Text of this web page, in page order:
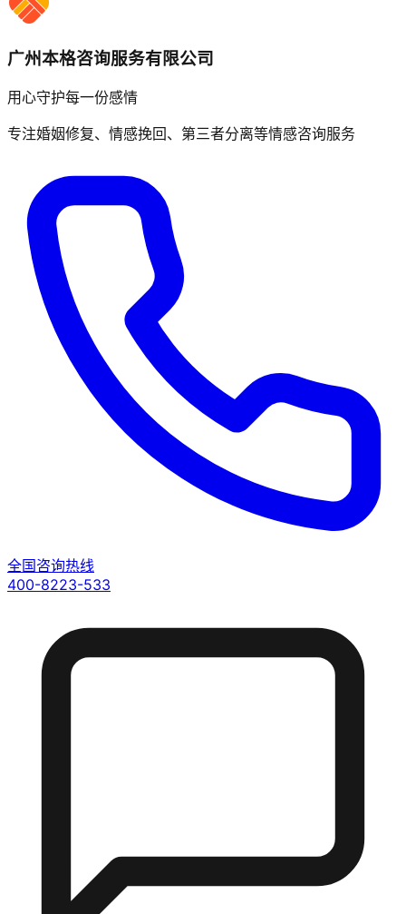
广州本格咨询服务有限公司
用心守护每一份感情
专注婚姻修复、情感挽回、第三者分离等情感咨询服务
全国咨询热线
400-8223-533